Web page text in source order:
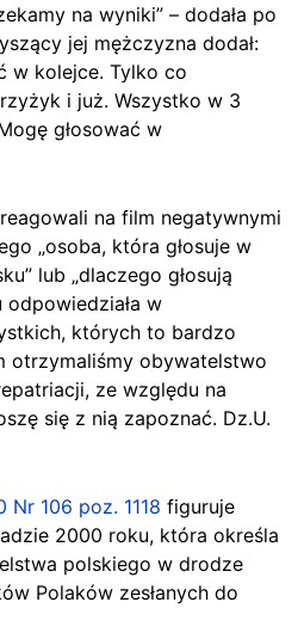
na wyniki” – dodała po
jej mężczyzna dodał:
w kolejce. Tylko co
i już. Wszystko w 3
głosować w
na film negatywnymi
„osoba, która głosuje w
lub „dlaczego głosują
odpowiedziała w
których to bardzo
otrzymaliśmy obywatelstwo
ze względu na
się z nią zapoznać. Dz.U.
106 poz. 1118 figuruje
2000 roku, która określa
polskiego w drodze
Polaków zesłanych do